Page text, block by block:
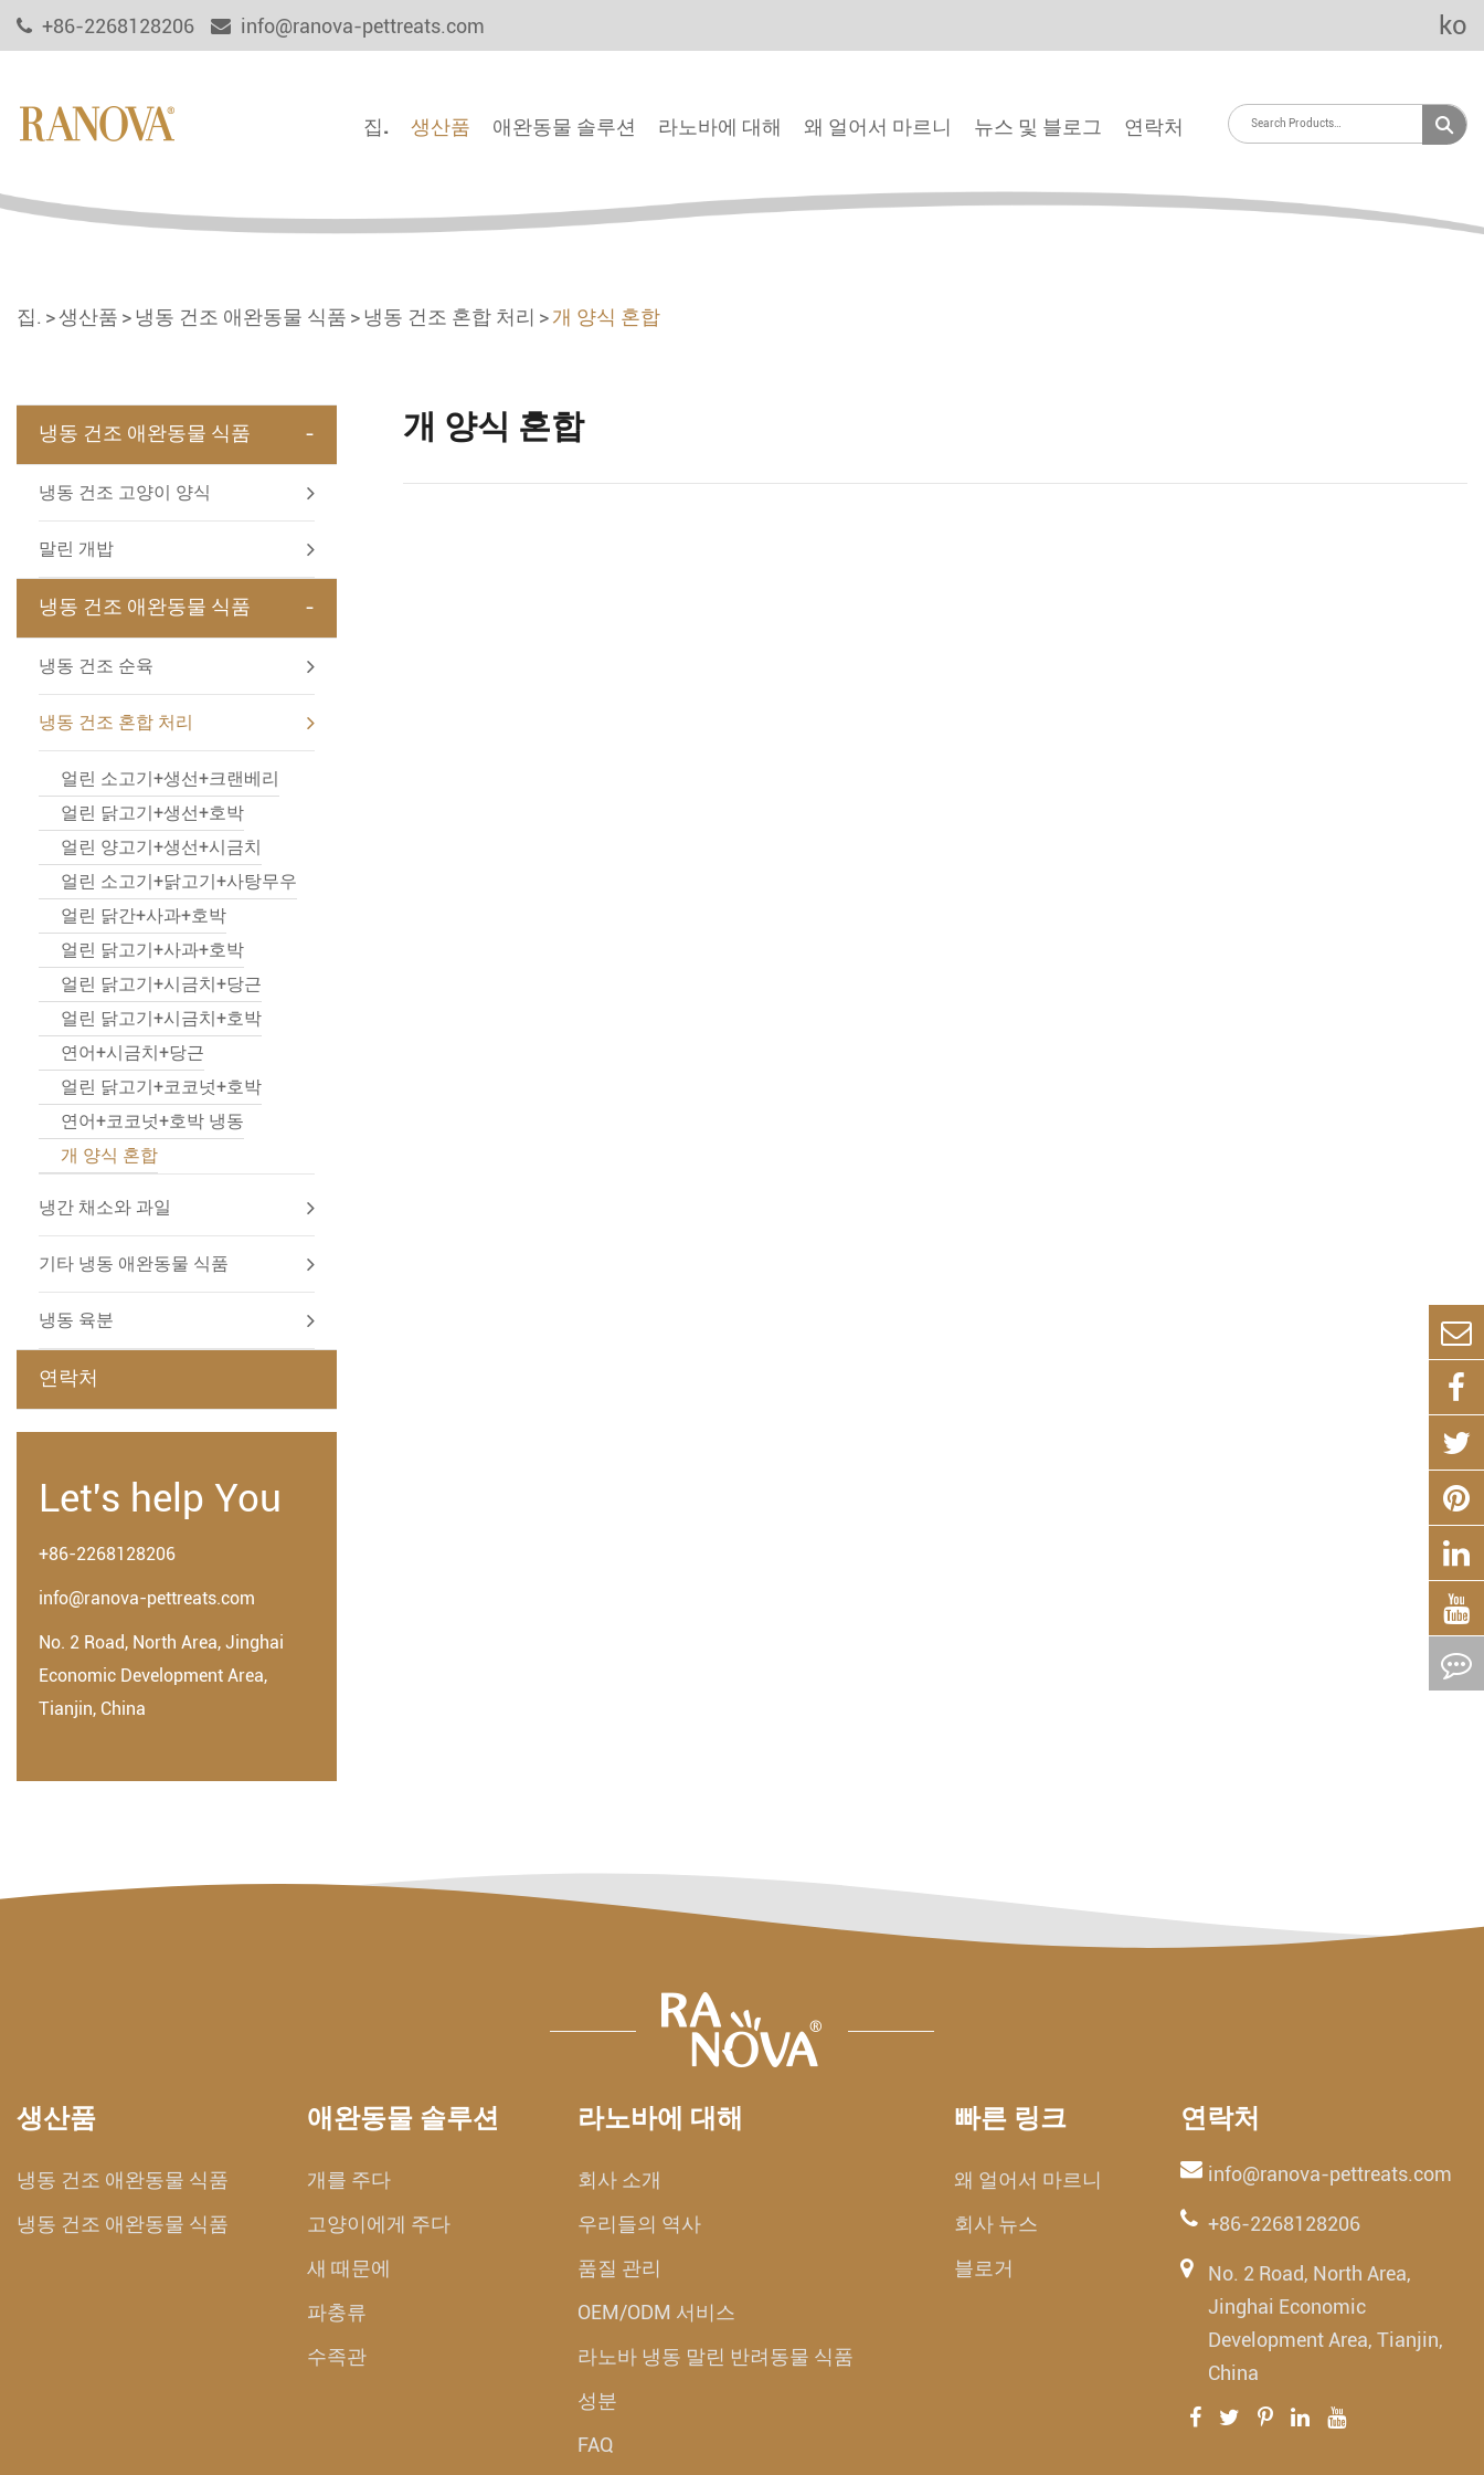
+86-2268128206 info@ranova-pettreats.com ko
집. 생산품 애완동물 솔루션 라노바에 대해 왜 얼어서 마르니 뉴스 및 블로그 연락처
집. 생산품 냉동 건조 애완동물 식품 냉동 건조 혼합 처리 개 양식 혼합
냉동 건조 애완동물 식품 -
냉동 건조 고양이 양식
말린 개밥
냉동 건조 애완동물 식품 -
냉동 건조 순육
냉동 건조 혼합 처리
얼린 소고기+생선+크랜베리
얼린 닭고기+생선+호박
얼린 양고기+생선+시금치
얼린 소고기+닭고기+사탕무우
얼린 닭간+사과+호박
얼린 닭고기+사과+호박
얼린 닭고기+시금치+당근
얼린 닭고기+시금치+호박
연어+시금치+당근
얼린 닭고기+코코넛+호박
연어+코코넛+호박 냉동
개 양식 혼합
냉간 채소와 과일
기타 냉동 애완동물 식품
냉동 육분
연락처
Let's help You
+86-2268128206
info@ranova-pettreats.com
No. 2 Road, North Area, Jinghai
Economic Development Area,
Tianjin, China
개 양식 혼합
생산품
냉동 건조 애완동물 식품
냉동 건조 애완동물 식품
애완동물 솔루션
개를 주다
고양이에게 주다
새 때문에
파충류
수족관
라노바에 대해
회사 소개
우리들의 역사
품질 관리
OEM/ODM 서비스
라노바 냉동 말린 반려동물 식품
성분
FAQ
빠른 링크
왜 얼어서 마르니
회사 뉴스
블로거
연락처
info@ranova-pettreats.com
+86-2268128206
No. 2 Road, North Area,
Jinghai Economic
Development Area, Tianjin,
China